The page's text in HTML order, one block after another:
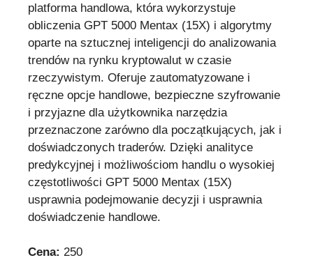
platforma handlowa, która wykorzystuje
obliczenia GPT 5000 Mentax (15X) i algorytmy
oparte na sztucznej inteligencji do analizowania
trendów na rynku kryptowalut w czasie
rzeczywistym. Oferuje zautomatyzowane i
ręczne opcje handlowe, bezpieczne szyfrowanie
i przyjazne dla użytkownika narzędzia
przeznaczone zarówno dla początkujących, jak i
doświadczonych traderów. Dzięki analityce
predykcyjnej i możliwościom handlu o wysokiej
częstotliwości GPT 5000 Mentax (15X)
usprawnia podejmowanie decyzji i usprawnia
doświadczenie handlowe.
Cena: 250